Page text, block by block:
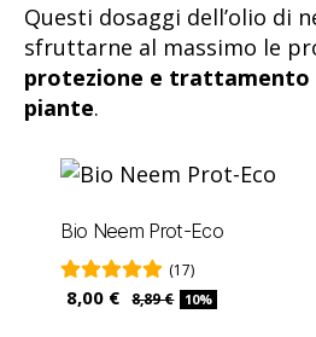
Questi dosaggi dell’olio di
sfruttarne al massimo le
protezione e trattamento
piante.
Bio Neem Prot-Eco
(17)
8,00 € 8,89 € 10%